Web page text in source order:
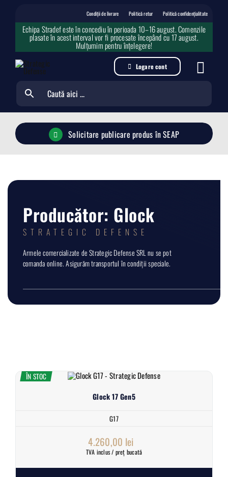
content
Condiții de livrare Politică retur Politică confidențialitate
Echipa Stradef este în concediu în perioada 10–16 august. Comenzile
plasate în acest interval vor fi procesate începând cu 17 august.
Mulțumim pentru înțelegere!
Logare cont
Solicitare publicare produs în SEAP
Producător: Glock
STRATEGIC DEFENSE
Armele comercializate de Strategic Defense SRL nu se pot
comanda online. Asigurăm transportul în condiții speciale.
Glock 17 Gen5
G17
4.260,00 lei
ÎN STOC
TVA inclus / preț bucată